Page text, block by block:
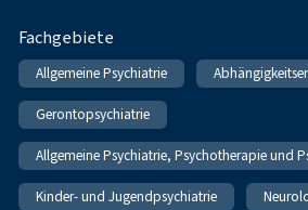
Fachgebiete
Allgemeine Psychiatrie
Gerontopsychiatrie
Allgemeine Psychiatrie, Psychotherapie und
Kinder- und Jugendpsychiatrie